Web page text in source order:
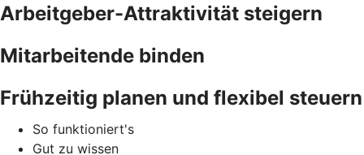
Arbeitgeber-Attraktivität steigern
Mitarbeitende binden
Frühzeitig planen und flexibel steuern
So funktioniert's
Gut zu wissen